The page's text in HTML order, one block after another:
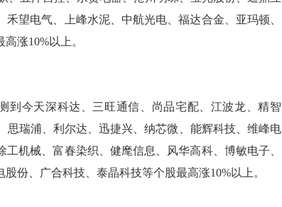
望电气、上峰水泥、中航光电、福达合金、亚玛顿、
涨10%以上。
今天深科达、三旺通信、尚品宅配、江波龙、精智
瑞浦、利尔达、迅捷兴、纳芯微、能辉科技、维峰电
机械、富春染织、健麾信息、风华高科、博敏电子、
份、广合科技、泰晶科技等个股最高涨10%以上。